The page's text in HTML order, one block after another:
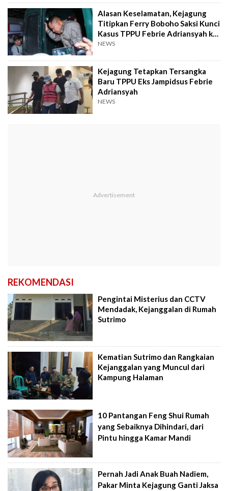
Alasan Keselamatan, Kejagung
Titipkan Ferry Boboho Saksi Kunci
Kasus TPPU Febrie Adriansyah ke
LPSK
NEWS
Kejagung Tetapkan Tersangka
Baru TPPU Eks Jampidsus Febrie
Adriansyah
NEWS
REKOMENDASI
Pengintai Misterius dan CCTV
Mendadak, Kejanggalan di Rumah
Sutrimo
Kematian Sutrimo dan Rangkaian
Kejanggalan yang Muncul dari
Kampung Halaman
10 Pantangan Feng Shui Rumah
yang Sebaiknya Dihindari, dari
Pintu hingga Kamar Mandi
Pernah Jadi Anak Buah Nadiem,
Pakar Minta Kejagung Ganti Jaksa